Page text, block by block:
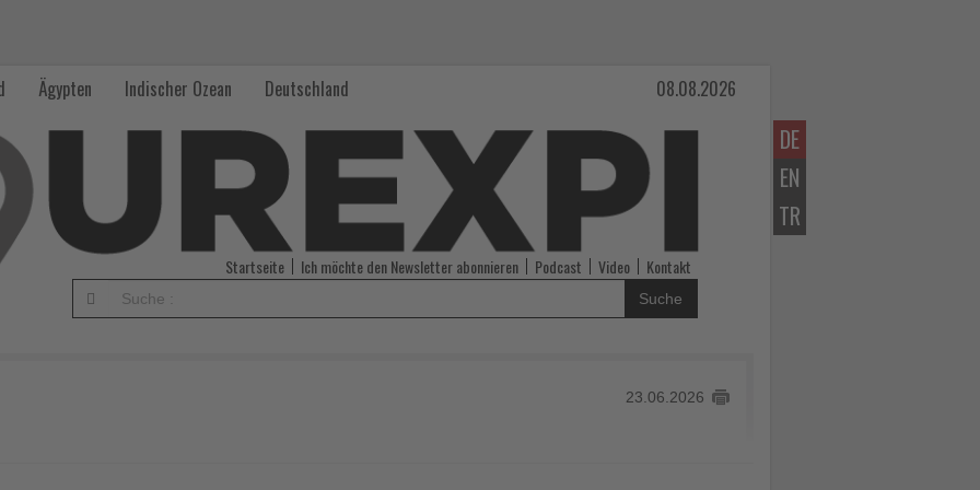
DE
EN
TR
Ägypten Indischer Ozean Deutschland 08.08.2026
Startseite Ich möchte den Newsletter abonnieren Podcast Video Kontakt
Suche
23.06.2026